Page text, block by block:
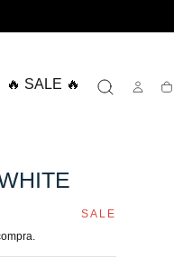
🔥 SALE 🔥
SALE